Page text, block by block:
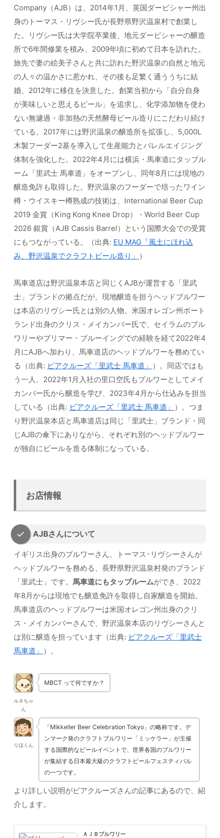
Company（AJB）は、2014年1月、英国ダービシャー州出
身のトーマス・リヴシー氏が長野県野沢温泉村で創業し
た。リヴシー氏は大学院卒業後、地元ダービシャーの醸造
所で6年間修業を積み、2009年頃に初めて日本を訪れた。
旅先で妻の絵美子さんと共に訪れた野沢温泉の自然と地元
の人々の温かさに惹かれ、その後も足繁く通ううちに結
婚、2012年に移住を決意した。創業当初から「自分自身
が美味しいと思えるビール」を追求し、化学添加物を使わ
ない無濾過・非加熱の天然酵母ビール造りにこだわり続け
ている。2017年には野沢温泉の醸造所を拡張し、5,000L
木製フーダー2基を導入して生産能力とバレルエイジング
体制を強化した。2022年4月には横浜・馬車道にタップル
ーム「里武士 馬車道」をオープンし、同年8月には現地の
醸造免許も取得した。野沢温泉のフーダーで培ったワイン
樽・ウイスキー樽熟成の技術は、International Beer Cup
2019 金賞（King Kong Knee Drop）・World Beer Cup
2026 銀賞（AJB Cassis Barrel）という国際大会での受賞
にもつながっている。（出典: EU MAG「風土にほれ込
み、野沢温泉でクラフトビール造り」 ）
馬車道店は野沢温泉本店と同じくAJBが運営する「里武
士」ブランドの拠点だが、現地醸造を担うヘッドブルワー
は本店のリヴシー氏とは別の人物。米国オレゴン州ポート
ランド出身のクリス・メイカンバー氏で、セイラムのブル
ワリーやブリマー・ブルーイングでの経験を経て2022年4
月にAJBへ加わり、馬車道店のヘッドブルワーを務めてい
る（出典: ビアクルーズ「里武士 馬車道」 ）。同店ではも
う一人、2022年1月入社の里口空氏もブルワーとしてメイ
カンバー氏から醸造を学び、2023年4月から仕込みを担当
している（出典: ビアクルーズ「里武士 馬車道」 ）。つま
り野沢温泉本店と馬車道店は同じ「里武士」ブランド・同
じAJBの傘下にありながら、それぞれ別のヘッドブルワー
が独自にビールを造る体制になっている。
お店情報
AJBさんについて
イギリス出身のブルワーさん、トーマス･リヴシーさんが
ヘッドブルワーを務める、長野県野沢温泉村発のブランド
「里武士」です。 馬車道にもタップルームができ、2022
年8月からは現地でも醸造免許を取得し自家醸造を開始。
馬車道店のヘッドブルワーは米国オレゴン州出身のクリ
ス・メイカンバーさんで、野沢温泉本店のリヴシーさんと
は別に醸造を担っています（出典: ビアクルーズ「里武士
馬車道」 ）。
ルネちゃ
ん
MBCT って何ですか？
りほくん
「Mikkeller Beer Celebration Tokyo」の略称です。デ
ンマーク発のクラフトブルワリー「ミッケラー」が主催
する国際的なビールイベントで、世界各国のブルワリー
が集結する日本最大級のクラフトビールフェスティバル
の一つです。
より詳しい説明がビアクルーズさんの記事にあるので、紹
介します。
ＡＪＢブルワリー